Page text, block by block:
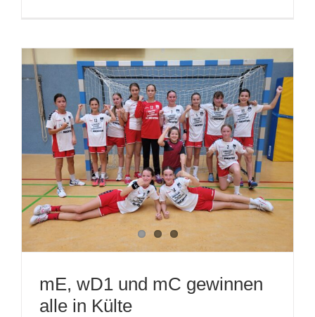
und
bleibt
weiter
1.
mE, wD1 und mC gewinnen
alle in Külte